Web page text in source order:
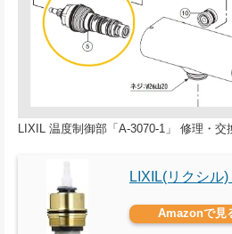
LIXIL 温度制御部「A-3070-1」 修理・交
LIXIL(リクシル
Amazonで見